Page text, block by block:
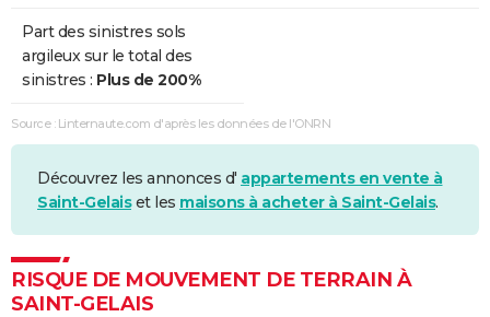
Sécheresse 01/07/2003
Sécheresse 01/05/1989 31/12/1990 610 j Oui
Part des sinistres sols
argileux sur le total des
sinistres : Plus de 200%
Source : Linternaute.com d'après les données de l'ONRN
Découvrez les annonces d' appartements en vente à
Saint-Gelaiset les maisons à acheter à Saint-Gelais.
RISQUE DE MOUVEMENT DE TERRAIN À
SAINT-GELAIS